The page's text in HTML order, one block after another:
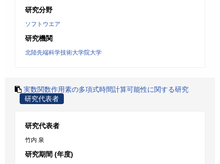
研究分野
ソフトウエア
研究機関
北陸先端科学技術大学院大学
実数関数作用素の多項式時間計算可能性に関する研究
研究代表者
研究代表者
竹内 泉
研究期間 (年度)